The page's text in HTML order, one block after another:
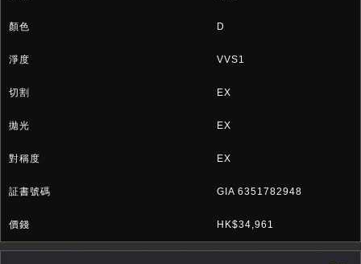
D
VVS1
EX
EX
EX
GIA 6351782948
HK$34,961